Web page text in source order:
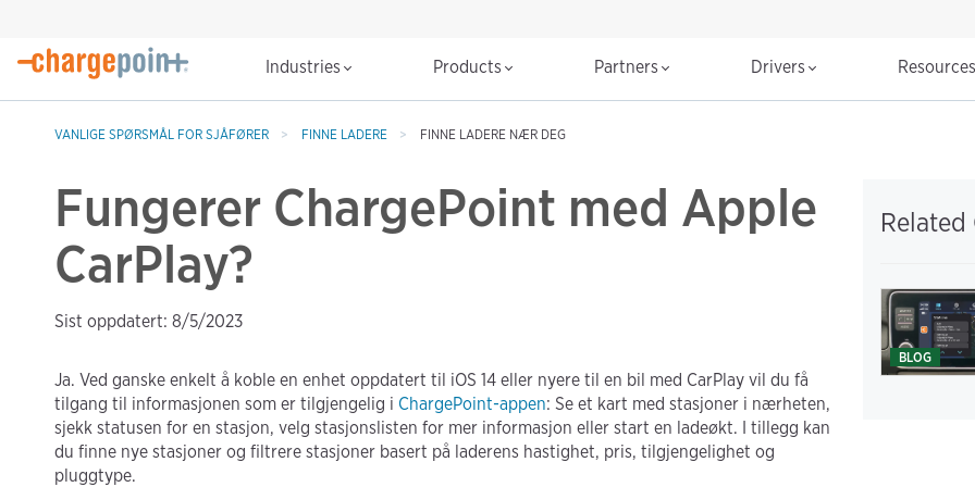
Industries Products Partners Drivers
VANLIGE SPØRSMÅL FOR SJÅFØRER FINNE LADERE FINNE LADERE NÆR DEG
Fungerer ChargePoint med Apple
CarPlay?
Sist oppdatert: 8/5/2023
Ja. Ved ganske enkelt å koble en enhet oppdatert til iOS 14 eller nyere til en bil med CarPlay vil du få
tilgang til informasjonen som er tilgjengelig i ChargePoint-appen: Se et kart med stasjoner i nærheten,
sjekk statusen for en stasjon, velg stasjonslisten for mer informasjon eller start en ladeøkt. I tillegg kan
du finne nye stasjoner og filtrere stasjoner basert på laderens hastighet, pris, tilgjengelighet og
pluggtype.
BLOG